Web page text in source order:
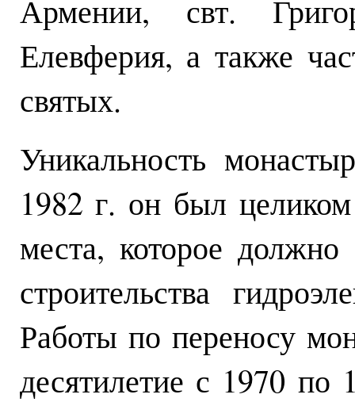
Армении, свт.
Елевферия, а также
святых.
Уникальность
1982 г. он был целиком
места, которое
строительства
Работы по переносу
десятилетие с 1970